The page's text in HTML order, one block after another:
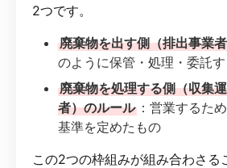
2つです。
廃棄物を出す側（排出事業
のように保管・処理・委託
廃棄物を処理する側（収集
者）のルール ：営業するた
基準を定めたもの
この2つの枠組みが組み合わさる